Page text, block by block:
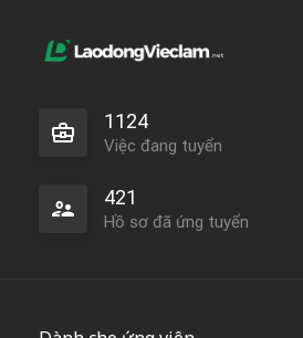
1124
Việc đang tuyển
421
Hồ sơ đã ứng tuyển